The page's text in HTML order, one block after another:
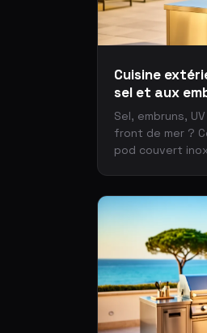
Cuisine
sel et aux
Sel, embruns,
front de mer ?
pod couvert